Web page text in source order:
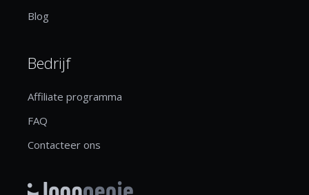
Blog
Bedrijf
Affiliate programma
FAQ
Contacteer ons